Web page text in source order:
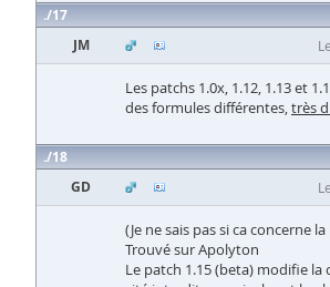
17
JM
Les patchs 1.0x, 1.12, 1.13 et
des formules différentes,très
18
GD
(Je ne sais pas si ca concerne
Trouvé sur Apolyton
Le patch 1.15 (beta) modifie la